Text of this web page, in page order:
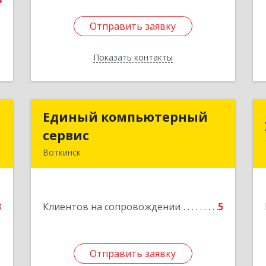
Отправить заявку
Показать контакты
Отправить заявку
Назад
Единый компьютерный
сервис
Воткинск
Клиентов на сопровождении 5
Отправить заявку
Единый компьютерный
Отправить заявку